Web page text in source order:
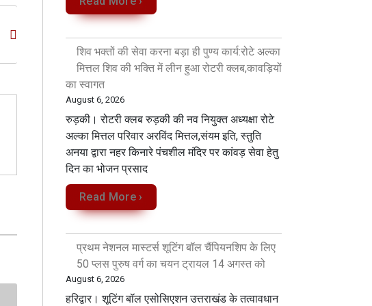
शिव भक्तों की सेवा करना बड़ा ही पुण्य कार्य:रोटे अल्का
मित्तल शिव की भक्ति में लीन हुआ रोटरी क्लब,कावड़ियों
का स्वागत
August 6, 2026
रुड़की। रोटरी क्लब रुड़की की नव नियुक्त अध्यक्षा रोटे
अल्का मित्तल परिवार अरविंद मित्तल,संयम इति, स्तुति
अनया द्वारा नहर किनारे पंचशील मंदिर पर कांवड़ सेवा‌ हेतु
दिन का भोजन प्रसाद
Read More ›
प्रथम नेशनल मास्टर्स शूटिंग बॉल चैंपियनशिप के लिए
50 प्लस पुरुष वर्ग का चयन ट्रायल 14 अगस्त को
August 6, 2026
हरिद्वार। शूटिंग बॉल एसोसिएशन उत्तराखंड के तत्वावधान